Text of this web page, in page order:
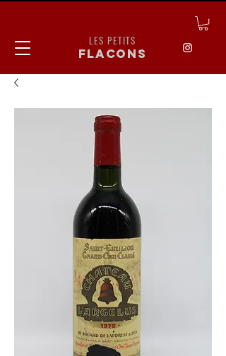
LES PETITS
flacons